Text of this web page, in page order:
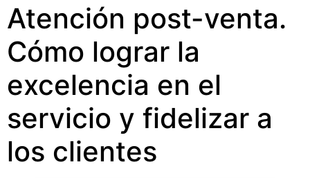
Atención post-venta.
Cómo lograr la
excelencia en el
servicio y fidelizar a
los clientes